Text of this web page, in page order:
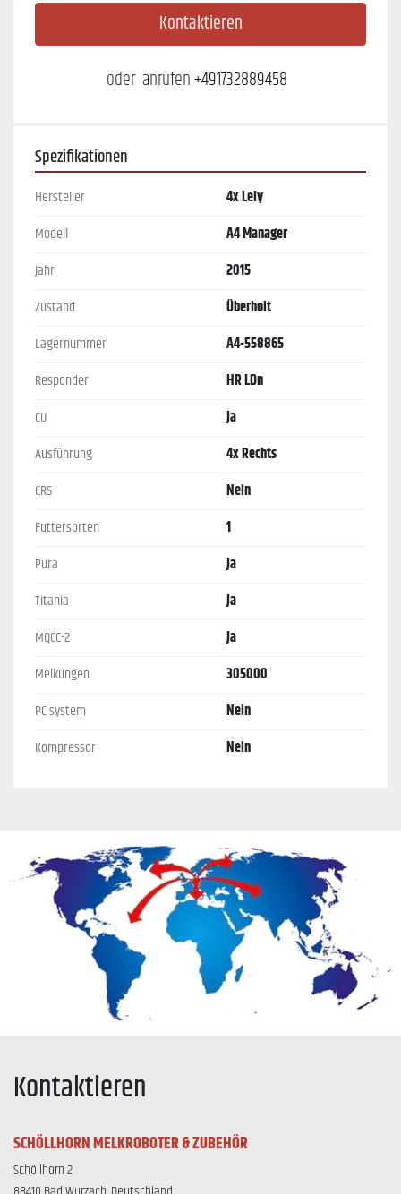
Kontaktieren
oder anrufen+491732889458
Spezifikationen
Hersteller
4x Lely
Modell
A4 Manager
Jahr
2015
Zustand
Überholt
Lagernummer
A4-558865
Responder
HR LDn
CU
Ja
Ausführung
4x Rechts
CRS
Nein
Futtersorten
1
Pura
Ja
Titania
Ja
MQCC-2
Ja
Melkungen
305000
PC system
Nein
Kompressor
Nein
Kontaktieren
SCHÖLLHORN MELKROBOTER & ZUBEHÖR
Schöllhorn 2